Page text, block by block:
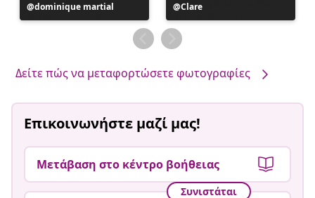
Η
ανάρτηση
dominique martial
Η
ανάρτηση
δημοσιεύθηκε
από
Clare
Δείτε πώς να μεταφορτώσετε φωτογραφίες
Επικοινωνήστε μαζί μας!
Μετάβαση στο κέντρο βοήθειας
Συνιστάται